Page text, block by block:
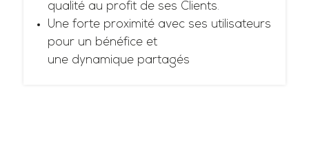
qualité au profit de ses Clients.
Une forte proximité avec ses utilisateurs
pour un bénéfice et
une dynamique partagés